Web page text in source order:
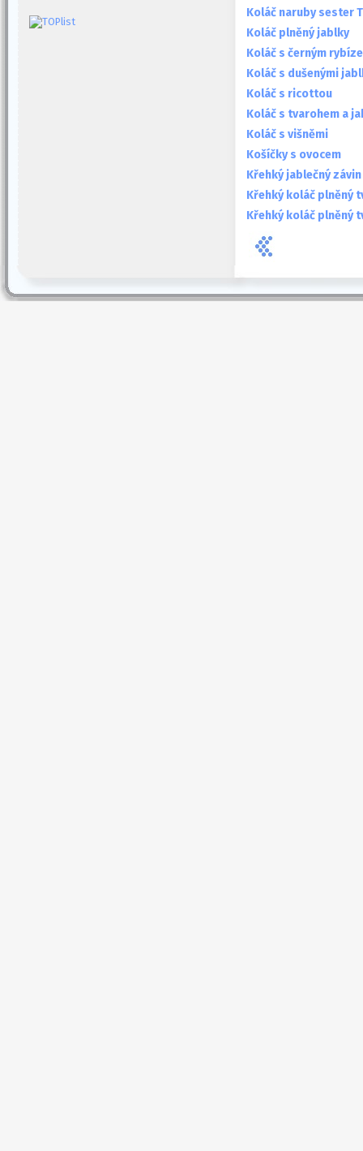
Koláč naruby sester
Koláč plněný jablky
Koláč s černým
Koláč s dušenými
Koláč s ricottou
Koláč s tvarohem a
Koláč s višněmi
Košíčky s ovocem
Křehký jablečný závin
Křehký koláč plněný
Křehký koláč plněný